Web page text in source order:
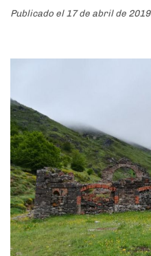
Publicado el 17 de abril de 2019